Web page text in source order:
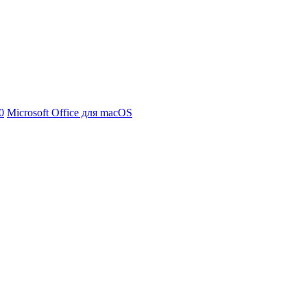
Microsoft Office для macOS